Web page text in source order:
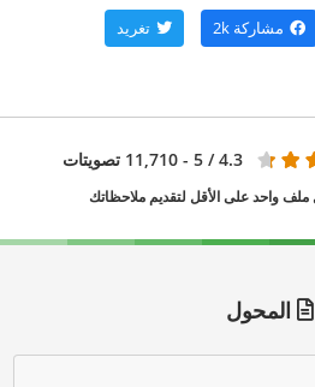
مشاركة 2k تغريد
4.3 / 5 - 11,710 تصويتات
ملف واحد على الأقل لتقديم ملاحظاتك
المحول